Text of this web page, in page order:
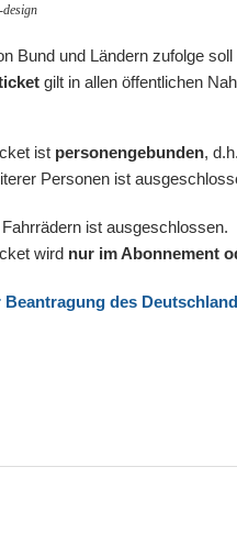
Bund und Ländern zufolge
gilt in allen öffentlichen
ist personengebunden,
Personen ist
ist ausgeschlossen.
wird nur im Abonnement
Beantragung des